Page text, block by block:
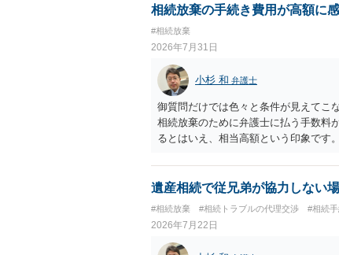
す。 質問３について 弁護士ではない
考まで。
相続放棄の手続き費用が高額に
#相続放棄
2026年7月31日
小杉 和 弁護士
御質問だけでは色々と条件が見えてこ
相続放棄のために弁護士に払う手数料
るとはいえ、相当高額という印象です
おいてください。 話を元に戻して、
法テラスに御連絡なさって弁護士との
なる）ようですので、比較的短い熟慮
しょう。 もし法テラスが御利用にな
弁護士を適宜探し（WEB等で）、問
遺産相続で従兄弟が協力しない
#相続放棄 #相続トラブルの代理交渉 #相続手
2026年7月22日